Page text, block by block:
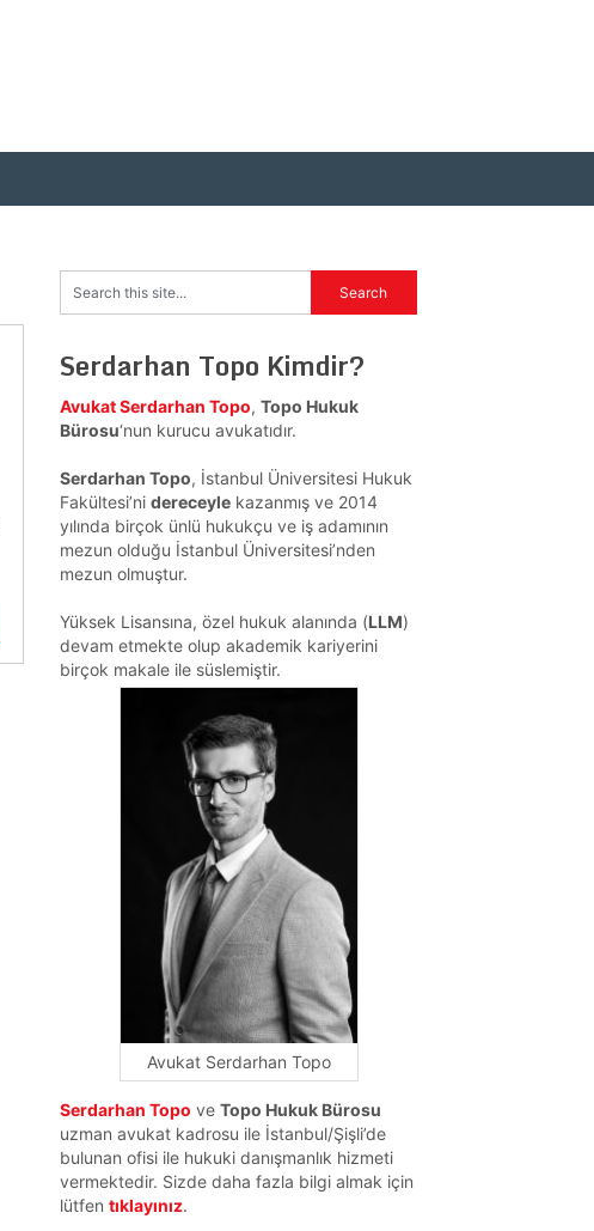
Serdarhan Topo Kimdir?
Avukat Serdarhan Topo, Topo Hukuk
Bürosu‘nun kurucu avukatıdır.
Serdarhan Topo, İstanbul Üniversitesi Hukuk
Fakültesi’ni dereceyle kazanmış ve 2014
yılında birçok ünlü hukukçu ve iş adamının
mezun olduğu İstanbul Üniversitesi’nden
mezun olmuştur.
Yüksek Lisansına, özel hukuk alanında (LLM)
devam etmekte olup akademik kariyerini
birçok makale ile süslemiştir.
Avukat Serdarhan Topo
Serdarhan Topo ve Topo Hukuk Bürosu
uzman avukat kadrosu ile İstanbul/Şişli’de
bulunan ofisi ile hukuki danışmanlık hizmeti
vermektedir. Sizde daha fazla bilgi almak için
lütfen tıklayınız.